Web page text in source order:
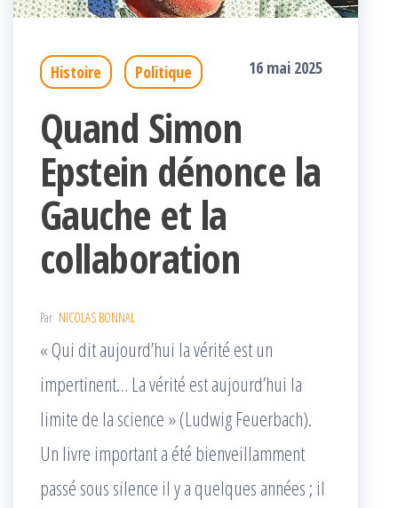
Histoire Politique 16 mai 2025
Quand Simon
Epstein dénonce la
Gauche et la
collaboration
Par NICOLAS BONNAL
« Qui dit aujourd’hui la vérité est un
impertinent… La vérité est aujourd’hui la
limite de la science » (Ludwig Feuerbach).
Un livre important a été bienveillamment
passé sous silence il y a quelques années ; il